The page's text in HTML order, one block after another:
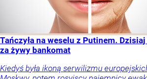
Tańczyła na weselu z Putinem.
za żywy bankomat
Kiedyś była ikoną serwilizmu